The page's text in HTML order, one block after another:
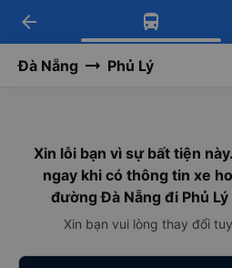
Tải app Vexere
Nhận ưu đãi thành
Tải app Vexere
-30k/ghế khi đặt vé
arrow_back
Đà Nẵng Phủ Lý
Xin lỗi bạn vì sự bất tiện
ngay khi có thông tin xe
đường Đà Nẵng đi Phủ
Xin bạn vui lòng thay đổi